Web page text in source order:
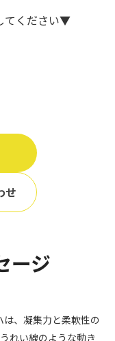
す
てください▼
せ
ージ
、凝集力と柔軟性の
れい線のような動き